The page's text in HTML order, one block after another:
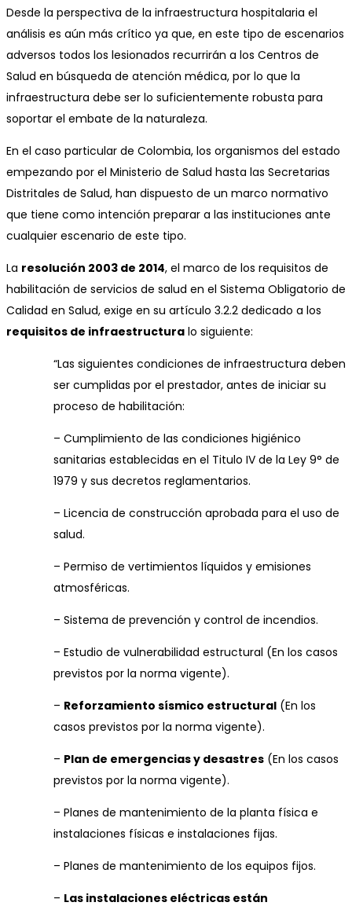
Desde la perspectiva de la infraestructura hospitalaria el
análisis es aún más crítico ya que, en este tipo de escenarios
adversos todos los lesionados recurrirán a los Centros de
Salud en búsqueda de atención médica, por lo que la
infraestructura debe ser lo suficientemente robusta para
soportar el embate de la naturaleza.
En el caso particular de Colombia, los organismos del estado
empezando por el Ministerio de Salud hasta las Secretarias
Distritales de Salud, han dispuesto de un marco normativo
que tiene como intención preparar a las instituciones ante
cualquier escenario de este tipo.
La resolución 2003 de 2014, el marco de los requisitos de
habilitación de servicios de salud en el Sistema Obligatorio de
Calidad en Salud, exige en su artículo 3.2.2 dedicado a los
requisitos de infraestructura lo siguiente:
“Las siguientes condiciones de infraestructura deben
ser cumplidas por el prestador, antes de iniciar su
proceso de habilitación:
– Cumplimiento de las condiciones higiénico
sanitarias establecidas en el Titulo IV de la Ley 9° de
1979 y sus decretos reglamentarios.
– Licencia de construcción aprobada para el uso de
salud.
– Permiso de vertimientos líquidos y emisiones
atmosféricas.
– Sistema de prevención y control de incendios.
– Estudio de vulnerabilidad estructural (En los casos
previstos por la norma vigente).
– Reforzamiento sísmico estructural (En los
casos previstos por la norma vigente).
– Plan de emergencias y desastres (En los casos
previstos por la norma vigente).
– Planes de mantenimiento de la planta física e
instalaciones físicas e instalaciones fijas.
– Planes de mantenimiento de los equipos fijos.
– Las instalaciones eléctricas están